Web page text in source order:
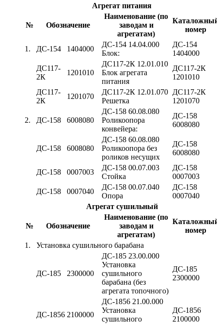
Aгpeгaт питaния
№ Обозначение
Наименование (по
заводам и
агрегатам)
номер
1. ДС-154 1404000
ДС-154 14.04.000
Блок:
ДС-154
1404000
ДС117-
2К
1201010
ДС117-2К 12.01.010
Блок агрегата
питания
ДС117-2К
1201010
ДС117-
2К
1201070
ДС117-2К 12.01.070
Решетка
ДС117-2К
1201070
2. ДС-158 6008080
ДС-158 60.08.080
Роликоопора
конвейера:
ДС-158
6008080
ДС-158 6008080
ДС-158 60.08.080
Роликоопора без
роликов несущих
ДС-158
6008080
ДС-158 0007003
ДС-158 00.07.003
Стойка
ДС-158
0007003
ДС-158
0007040
ДС-158 00.07.040
Опора
ДС-158
0007040
Aгpeгaт сушильный
№ Обозначение
Наименование (по
заводам и
агрегатам)
номер
1.
Установка сушильного барабана
ДС-185 2300000
ДС-185 23.00.000
Установка
сушильного
барабана (без
агрегата топочного)
ДС-185
2300000
ДС-1856 2100000
ДС-1856 21.00.000
Установка
сушильного
ДС-1856
2100000